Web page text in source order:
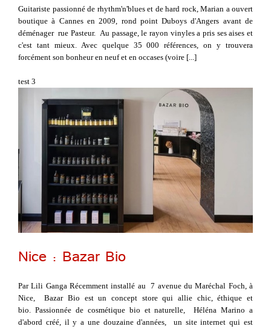
Guitariste passionné de rhythm'n'blues et de hard rock, Marian a ouvert
boutique à Cannes en 2009, rond point Duboys d'Angers avant de
déménager rue Pasteur. Au passage, le rayon vinyles a pris ses aises et
c'est tant mieux. Avec quelque 35 000 références, on y trouvera
forcément son bonheur en neuf et en occases (voire [...]
test 3
Nice : Bazar Bio
Par Lili Ganga Récemment installé au 7 avenue du Maréchal Foch, à
Nice, Bazar Bio est un concept store qui allie chic, éthique et
bio. Passionnée de cosmétique bio et naturelle, Héléna Marino a
d'abord créé, il y a une douzaine d'années, un site internet qui est